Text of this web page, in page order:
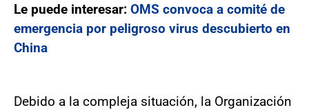
Le puede interesar: OMS convoca a comité de
emergencia por peligroso virus descubierto en
China
Debido a la compleja situación, la Organización